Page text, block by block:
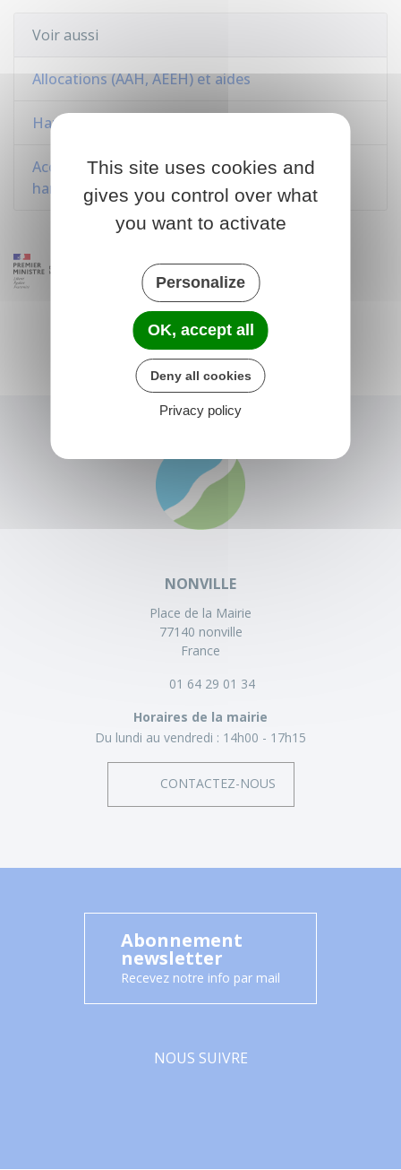
Voir aussi
Allocations (AAH, AEEH) et aides
Handicap et emploi dans le secteur privé
Accueil familial d'une personne âgée et/ou
handicapée (accueillant familial)
NONVILLE
Place de la Mairie
77140 nonville
France
01 64 29 01 34
Horaires de la mairie
Du lundi au vendredi : 14h00 - 17h15
CONTACTEZ-NOUS
Abonnement
newsletter
Recevez notre info par mail
NOUS SUIVRE
This site uses cookies and
gives you control over what
you want to activate
Personalize
OK, accept all
Deny all cookies
Privacy policy